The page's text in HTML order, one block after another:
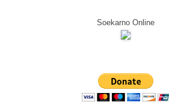
Soekarno Online